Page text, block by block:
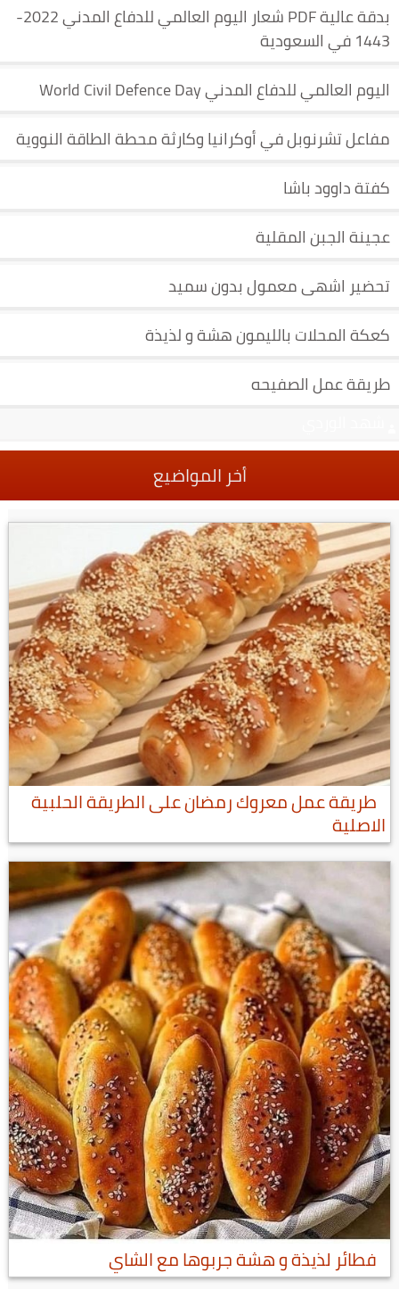
بدقة عالية PDF شعار اليوم العالمي للدفاع المدني 2022-
1443 في السعودية
اليوم العالمي للدفاع المدني World Civil Defence Day
مفاعل تشرنوبل في أوكرانيا وكارثة محطة الطاقة النووية
كفتة داوود باشا
عجينة الجبن المقلية
تحضير اشهى معمول بدون سميد
كعكة المحلات بالليمون هشة و لذيذة
طريقة عمل الصفيحه
أخر المواضيع
طريقة عمل معروك رمضان على الطريقة الحلبية
الاصلية
فطائر لذيذة و هشة جربوها مع الشاي